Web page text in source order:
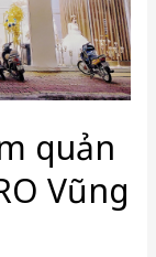
quản
Vũng